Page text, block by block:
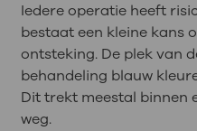
Iedere operatie heeft
bestaat een kleine kans
ontsteking. De plek van
behandeling blauw
Dit trekt meestal binnen
weg.